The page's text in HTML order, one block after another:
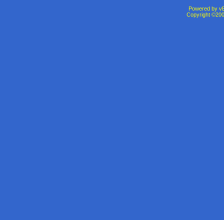
Powered by
Copyright